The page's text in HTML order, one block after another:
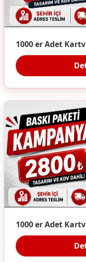
1000 er Adet
1000 er Adet